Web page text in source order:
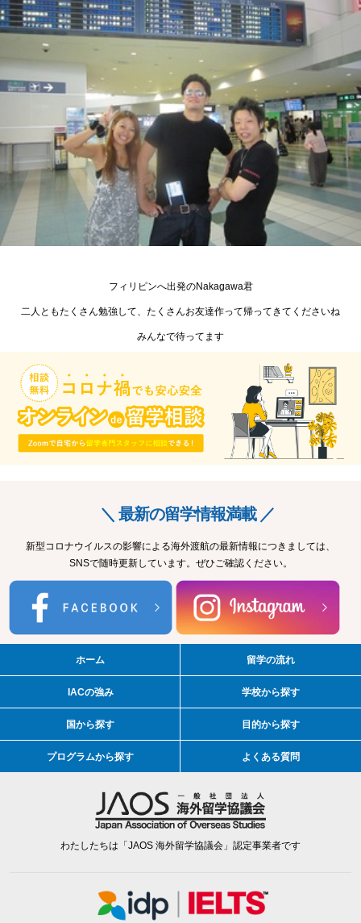
フィリピンへ出発のNakagawa君
二人ともたくさん勉強して、たくさんお友達作って帰ってきてくださいね
みんなで待ってます
＼ 最新の留学情報満載 ／
新型コロナウイルスの影響による海外渡航の最新情報につきましては、
SNSで随時更新しています。ぜひご確認ください。
ホーム 留学の流れ
IACの強み 学校から探す
国から探す 目的から探す
プログラムから探す よくある質問
わたしたちは「JAOS 海外留学協議会」認定事業者です